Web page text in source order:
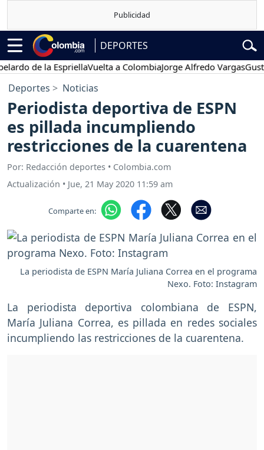
DEPORTES
de la EspriellaVuelta a ColombiaJorge Alfredo VargasGustavo
Deportes Noticias
Periodista deportiva de ESPN
es pillada incumpliendo
restricciones de la cuarentena
Por: Redacción deportes • Colombia.com
Actualización • Jue, 21 May 2020 11:59 am
Comparte en:
La periodista de ESPN María Juliana Correa en el programa
Nexo. Foto: Instagram
La periodista deportiva colombiana de ESPN,
María Juliana Correa, es pillada en redes sociales
incumpliendo las restricciones de la cuarentena.